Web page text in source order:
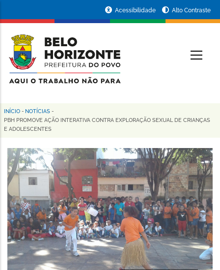
conteúdo
principal
da
Prefeitura
de
Horizonte
Acessibilidade Alto Contraste
Trilha
de
navegação
INÍCIO - NOTÍCIAS -
PBH PROMOVE AÇÃO INTERATIVA CONTRA EXPLORAÇÃO SEXUAL DE CRIANÇAS
E ADOLESCENTES